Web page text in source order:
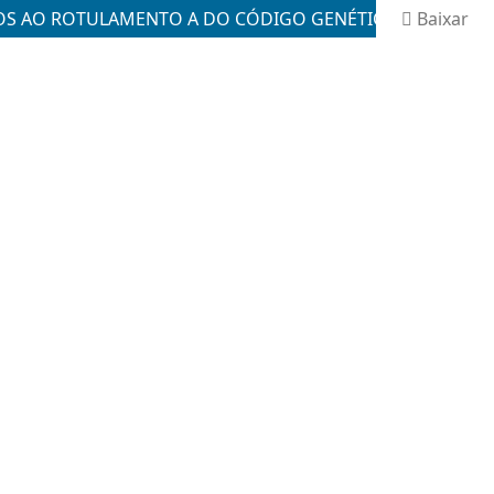
AO ROTULAMENTO A DO CÓDIGO GENÉTICO. Baixar